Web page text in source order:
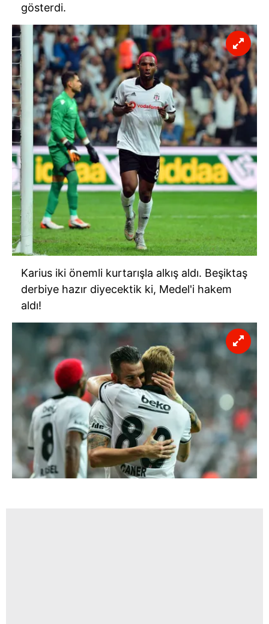
gösterdi.
Karius iki önemli kurtarışla alkış aldı. Beşiktaş
derbiye hazır diyecektik ki, Medel'i hakem
aldı!